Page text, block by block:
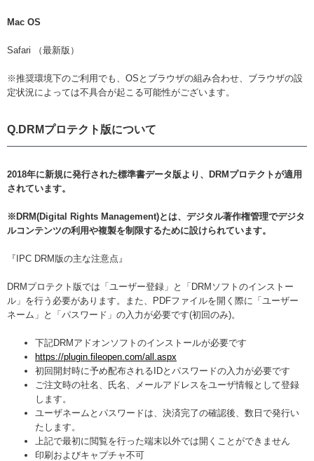
Mac OS
Safari （最新版）
※推奨環境下のご利用でも、OSとブラウザの組み合わせ、ブラウザの設
定状況によっては不具合が起こる可能性がございます。
Q.DRMプロテクト版について
2018年に新規に発行された標準書データ版より、DRMプロテクトが適用
されています。
※DRM(Digital Rights Management)とは、デジタル著作権管理でデジタ
ルコンテンツの利用や複製を制限するために設けられています。
『IPC DRM版の主な注意点』
DRMプロテクト版では「ユーザー登録」と「DRMソフトのインストー
ル」を行う必要があります。また、PDFファイルを開く際に「ユーザー
ネーム」と「パスワード」の入力が必要です(初回のみ)。
下記DRMアドオンソフト のインストールが必要です
https://plugin.fileopen.com/all.aspx
初回開封時に予め配布されるIDとパスワードの入力が必要です
ご注文時の社名、氏名、メールアドレスをユーザ情報として登録
します。
ユーザネームとパスワードは、決済完了の確認後、数日で発行い
たします。
上記で最初に閲覧を行った端末以外では開くことができません
印刷およびキャプチャ不可